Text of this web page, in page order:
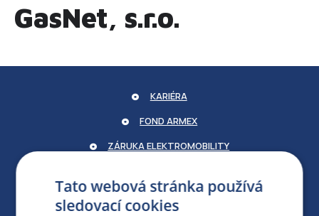
GasNet, s.r.o.
KARIÉRA
FOND ARMEX
ZÁRUKA ELEKTROMOBILITY
PRO MÉDIA
Tato webová stránka používá
sledovací cookies